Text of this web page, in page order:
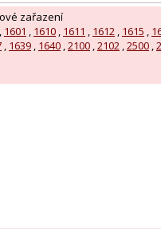
zařazení
, 1601 , 1610 , 1611 , 1612 , 1615 ,
, 1639 , 1640 ,2100 ,2102 ,2500 ,